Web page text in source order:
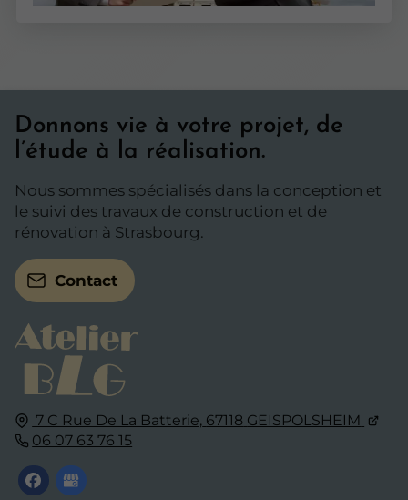
7 C Rue De La Batterie, 67118 GEISPOLSHEIM
06 07 63 76 15
Donnons vie à votre projet, de
l’étude à la réalisation.
Nous sommes spécialisés dans la conception et
le suivi des travaux de construction et de
rénovation à Strasbourg.
Contact